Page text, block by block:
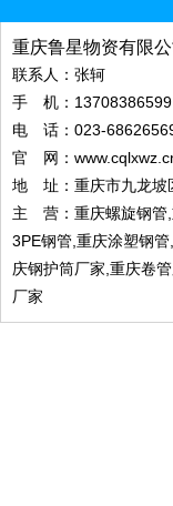
重庆鲁星物资有限公
联系人：张轲
手 机：13708386599
电 话：023-
官 网：
地 址：重庆市九龙坡
主 营：重庆螺旋钢管,
3PE钢管,重庆涂塑钢
庆钢护筒厂家,重庆卷
厂家